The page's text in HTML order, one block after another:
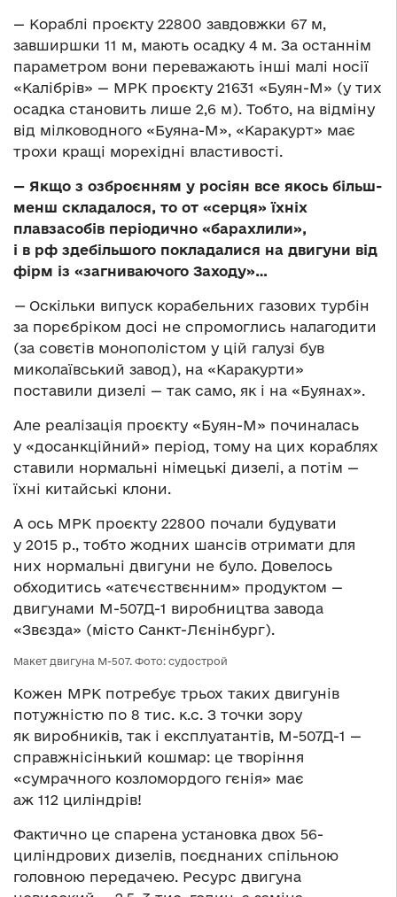
— Кораблі проєкту 22800 завдовжки 67 м,
завширшки 11 м, мають осадку 4 м. За останнім
параметром вони переважають інші малі носії
«Калібрів» — МРК проєкту 21631 «Буян-М» (у тих
осадка становить лише 2,6 м). Тобто, на відміну
від мілководного «Буяна-М», «Каракурт» має
трохи кращі морехідні властивості.
— Якщо з озброєнням у росіян все якось більш-
менш складалося, то от «серця» їхніх
плавзасобів періодично «барахлили»,
і в рф здебільшого покладалися на двигуни від
фірм із «загниваючого Заходу»…
—Оскільки випуск корабельних газових турбін
за порєбріком досі не спромоглись налагодити
(за совєтів монополістом у цій галузі був
миколаївський завод), на «Каракурти»
поставили дизелі — так само, як і на «Буянах».
Але реалізація проєкту «Буян-М» починалась
у «досанкційний» період, тому на цих кораблях
ставили нормальні німецькі дизелі, а потім —
їхні китайські клони.
А ось МРК проєкту 22800 почали будувати
у 2015 р., тобто жодних шансів отримати для
них нормальні двигуни не було. Довелось
обходитись «атєчєствєнним» продуктом —
двигунами М-507Д-1 виробництва завода
«Звєзда» (місто Санкт-Лєнінбург).
Макет двигуна М-507. Фото: судострой
Кожен МРК потребує трьох таких двигунів
потужністю по 8 тис. к.с. З точки зору
як виробників, так і експлуатантів, М-507Д-1 —
справжнісінький кошмар: це творіння
«сумрачного козломордого гєнія» має
аж 112 циліндрів!
Фактично це спарена установка двох 56-
циліндрових дизелів, поєднаних спільною
головною передачею. Ресурс двигуна